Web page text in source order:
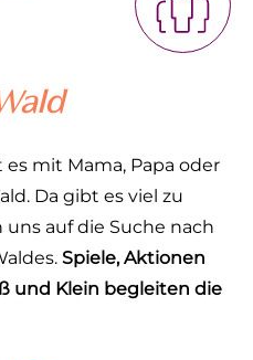
mit Mama, Papa oder
Da gibt es viel zu
auf die Suche nach
Spiele, Aktionen
und Klein begleiten die